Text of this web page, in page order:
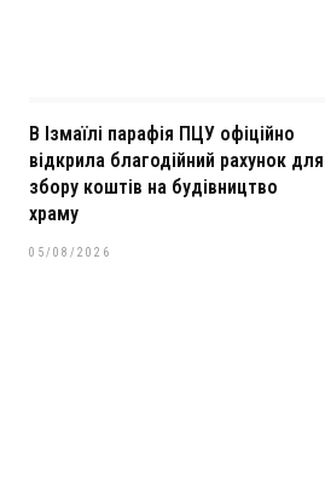
В Ізмаїлі парафія ПЦУ офіційно
відкрила благодійний рахунок для
збору коштів на будівництво
храму
05/08/2026